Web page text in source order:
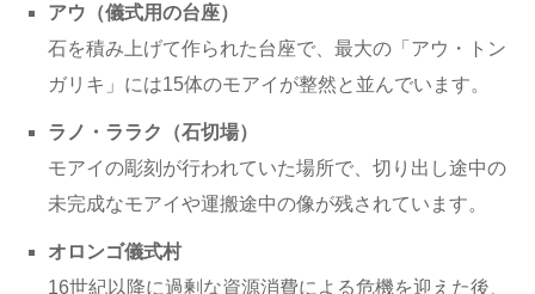
アウ（儀式用の台座）
石を積み上げて作られた台座で、最大の「アウ・トン
ガリキ」には15体のモアイが整然と並んでいます。
ラノ・ララク（石切場）
モアイの彫刻が行われていた場所で、切り出し途中の
未完成なモアイや運搬途中の像が残されています。
オロンゴ儀式村
16世紀以降に過剰な資源消費による危機を迎えた後、